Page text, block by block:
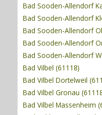
Bad Sooden-Allendorf
Bad Sooden-Allendorf
Bad Sooden-Allendorf
Bad Sooden-Allendorf
Bad Sooden-Allendorf
Bad Vilbel (61118)
Bad Vilbel Dortelweil
Bad Vilbel Gronau
Bad Vilbel Massenheim